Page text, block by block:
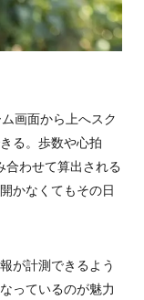
画面から上へスク
る。歩数や心拍
合わせて算出される
かなくてもその日
が計測できるよう
っているのが魅力